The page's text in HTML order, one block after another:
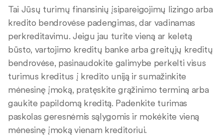
Tai Jūsų turimų finansinių įsipareigojimų lizingo arba
kredito bendrovėse padengimas, dar vadinamas
perkreditavimu. Jeigu jau turite vieną ar keletą
būsto, vartojimo kreditų banke arba greitųjų kreditų
bendrovėse, pasinaudokite galimybe perkelti visus
turimus kreditus į kredito uniją ir sumažinkite
mėnesinę įmoką, pratęskite grąžinimo terminą arba
gaukite papildomą kreditą. Padenkite turimas
paskolas geresnėmis sąlygomis ir mokėkite vieną
mėnesinę įmoką vienam kreditoriui.